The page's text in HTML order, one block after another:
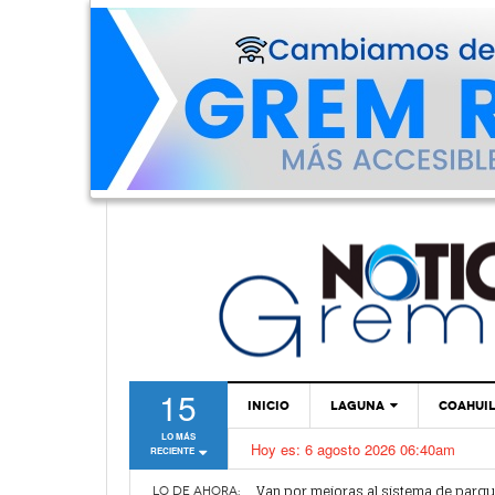
15
LO MÁS
RECIENTE
INICIO LAGUNA
TORREÓN
GÓMEZ PALACIO
Hoy es: 6 agosto 2026 06:40am
LO DE AHORA: